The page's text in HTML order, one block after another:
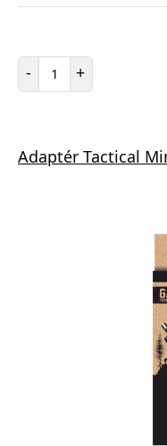
- Počet položek
+
Adaptér Tactical